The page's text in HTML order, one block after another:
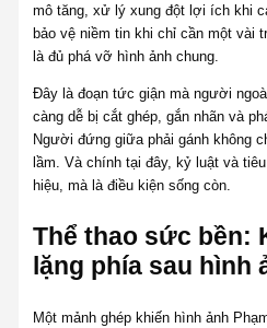
mô tăng, xử lý xung đột lợi ích khi
bảo vệ niềm tin khi chỉ cần một vài
là đủ phá vỡ hình ảnh chung.
Đây là đoạn tức giận mà người
càng dễ bị cắt ghép, gắn nhãn và
Người đứng giữa phải gánh không
lầm. Và chính tại đây, kỷ luật và
hiệu, mà là điều kiện sống còn.
Thể thao sức bền:
lặng phía sau hình
Một mảnh ghép khiến hình ảnh